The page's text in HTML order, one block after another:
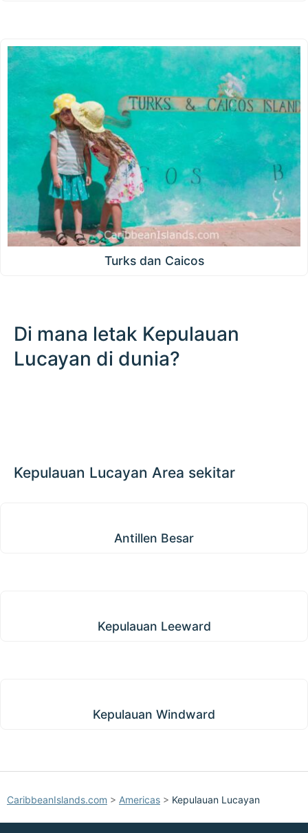
Turks dan Caicos
Di mana letak Kepulauan
Lucayan di dunia?
200 km / 124.3 mi
Kepulauan Lucayan Area sekitar
Antillen Besar
Kepulauan Leeward
Kepulauan Windward
CaribbeanIslands.com > Americas > Kepulauan Lucayan